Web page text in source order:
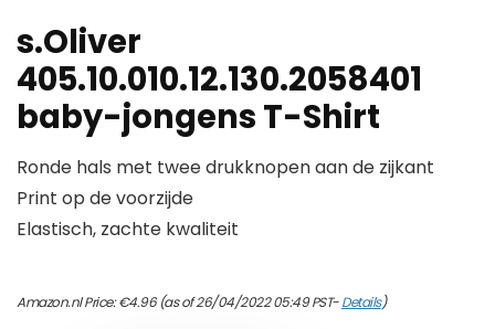
s.Oliver
405.10.010.12.130.2058401
baby-jongens T-Shirt
Ronde hals met twee drukknopen aan de zijkant
Print op de voorzijde
Elastisch, zachte kwaliteit
Amazon.nl Price:€4.96(as of 26/04/2022 05:49 PST-Details)